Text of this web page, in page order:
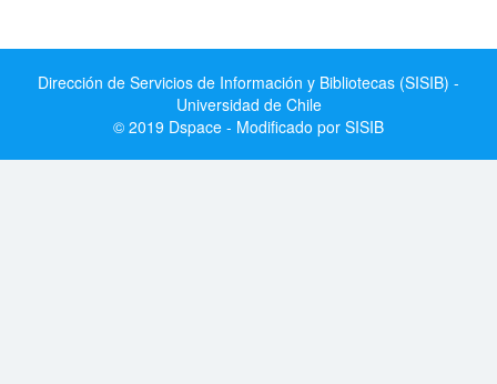
Dirección de Servicios de Información y Bibliotecas (SISIB) -
Universidad de Chile
© 2019 Dspace - Modificado por SISIB